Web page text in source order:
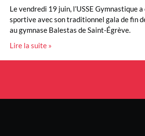
Le vendredi 19 juin, l’USSE Gymnastique
sportive avec son traditionnel gala de fin
au gymnase Balestas de Saint-Égrève.
Lire la suite »